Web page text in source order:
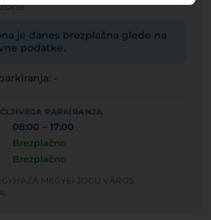
je danes brezplačna glede na
podatke.
-
PARKIRANJA
08:00 – 17:00
Brezplačno
Brezplačno
MEGYEI JOGÚ VÁROS